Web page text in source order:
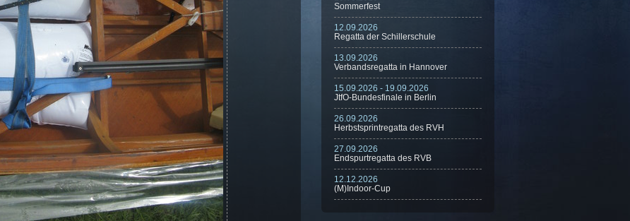
Sommerfest
12.09.2026
Regatta der Schillerschule
13.09.2026
Verbandsregatta in Hannover
15.09.2026 - 19.09.2026
JtfO-Bundesfinale in Berlin
26.09.2026
Herbstsprintregatta des RVH
27.09.2026
Endspurtregatta des RVB
12.12.2026
(M)Indoor-Cup